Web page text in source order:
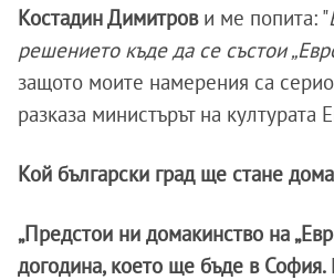
Костадин Димитров и ме попита: "
решението къде да се състои
защото моите намерения са
разказа министърът на
Кой български град ще стане
„Предстои ни домакинство на
догодина, което ще бъде в София.